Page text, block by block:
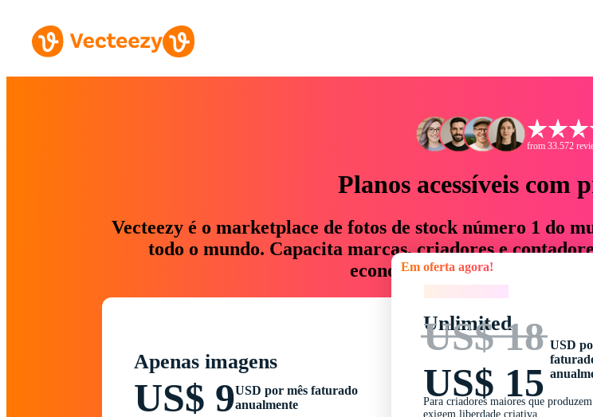
from 33.572
Planos acessíveis com
Vecteezy é o marketplace de fotos de stock número 1 do
todo o mundo. Capacita marcas, criadores e
economizam até 76% em
Apenas imagens
US$ 9USD por mês faturado
anualmente
Em oferta agora!
Unlimited
US$ 18
US$ 15
USD
Para criadores maiores que
exigem liberdade criativa